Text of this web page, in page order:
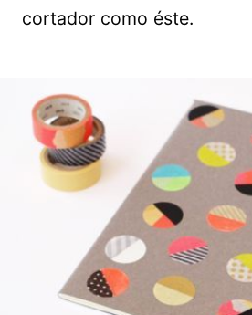
cortador como éste.